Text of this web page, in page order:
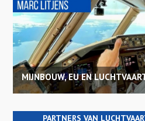
MIJNBOUW, EU EN
PARTNERS VAN